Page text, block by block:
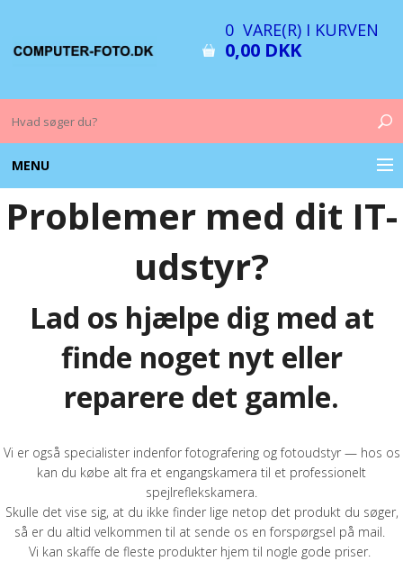
0 VARE(R) I KURVEN
0,00 DKK
MENU
COMPUTER & TILBEHØR
MEMORY KORT
OPLADERE
DIVERSE
KABLER
Problemer med dit IT-
udstyr?
Lad os hjælpe dig med at
finde noget nyt eller
reparere det gamle.
Vi er også specialister indenfor fotografering og fotoudstyr — hos os
kan du købe alt fra et engangskamera til et professionelt
spejlreflekskamera.
Skulle det vise sig, at du ikke finder lige netop det produkt du søger,
så er du altid velkommen til at sende os en forspørgsel på mail.
Vi kan skaffe de fleste produkter hjem til nogle gode priser.